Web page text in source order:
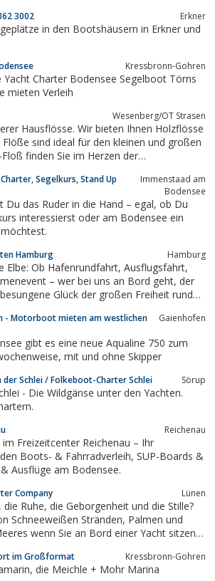
3002 Erkner
in den Bootshäusern in Erkner und
Kressbronn-Gohren
Yacht Charter Bodensee Segelboot Törns
mieten Verleih
Wesenberg/OT Strasen
Hausflösse. Wir bieten Ihnen Holzflösse
sind ideal für den kleinen und großen
finden Sie im Herzen der
wird liebevoll auch Meckiland genannt.
auf unserem...
Segelkurs, Stand Up
Immenstaad am
Bodensee
das Ruder in die Hand – egal, ob Du
interessierst oder am Bodensee ein
Hamburg Hamburg
Hafenrundfahrt, Ausflugsfahrt,
– wer bei uns an Bord geht, der
Glück der großen Freiheit rund
- Motorboot mieten am westlichen
Gaienhofen
gibt es eine neue Aqualine 750 zum
chartern: tage- und wochenweise, mit und ohne Skipper
Schlei / Folkeboot-Charter Schlei Sörup
- Die Wildgänse unter den Yachten.
Reichenau
Freizeitcenter Reichenau – Ihr
SUP-Boards &
Ausflüge am Bodensee.
Company Lünen
Stränden, Palmen und
wenn Sie an Bord einer Yacht sitzen?
im Großformat Kressbronn-Gohren
Willkommen bei Ultramarin, die Meichle + Mohr Marina